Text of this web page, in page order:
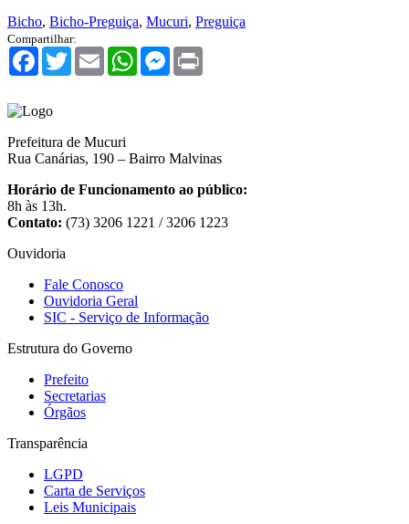
Bicho, Bicho-Preguiça, Mucuri, Preguiça
Compartilhar:
Facebook
TwitterEmail WhatsAppMessenger
Prefeitura de Mucuri
Rua Canárias, 190 – Bairro Malvinas
Horário de Funcionamento ao público:
8h às 13h.
Contato: (73) 3206 1221 / 3206 1223
Ouvidoria
Fale Conosco
Ouvidoria Geral
SIC - Serviço de Informação
Estrutura do Governo
Prefeito
Secretarias
Órgãos
Transparência
LGPD
Carta de Serviços
Leis Municipais